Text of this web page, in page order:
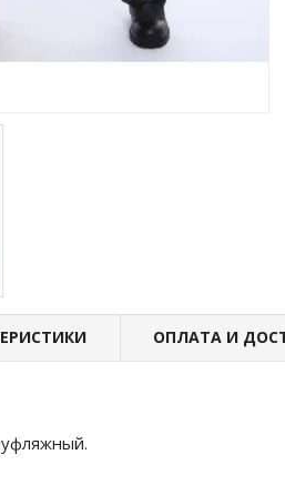
ОПЛАТА И